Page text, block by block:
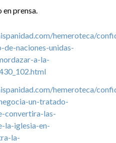
prensa.
hemeroteca/
naciones-unidas-
a-la-
hemeroteca/
un-tratado-
convertira-las-
la-iglesia-en-
la-